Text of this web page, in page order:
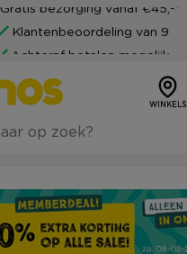
Gratis bezorging vanaf €45,-*
Klantenbeoordeling van 9
Achteraf betalen mogelijk
WINKELS